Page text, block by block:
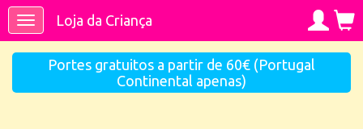
ToggleLoja da Criança
Portes gratuitos a partir de 60€ (Portugal
Continental apenas)